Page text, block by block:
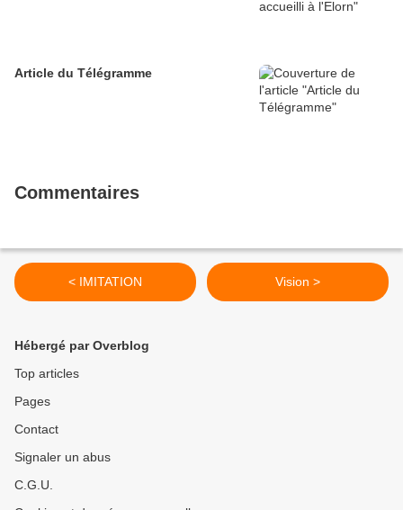
Article du Télégramme
Commentaires
< IMITATION Vision >
Hébergé par Overblog
Top articles
Pages
Contact
Signaler un abus
C.G.U.